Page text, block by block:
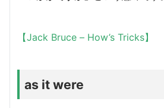
【Jack Bruce – How’s Tricks】
as it were